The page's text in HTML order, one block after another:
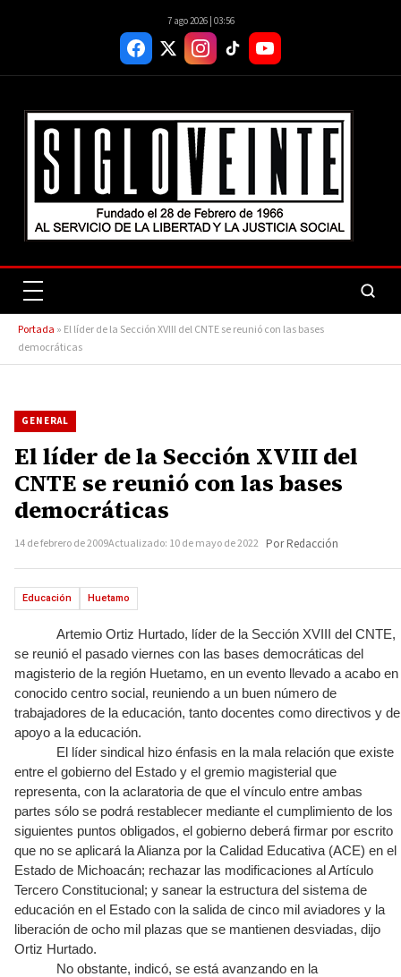
7 ago 2026 | 03:56
Portada » El líder de la Sección XVIII del CNTE se reunió con las bases
democráticas
GENERAL
El líder de la Sección XVIII del
CNTE se reunió con las bases
democráticas
14 de febrero de 2009Actualizado: 10 de mayo de 2022 Por Redacción
Educación Huetamo
Artemio Ortiz Hurtado, líder de la Sección XVIII del CNTE,
se reunió el pasado viernes con las bases democráticas del
magisterio de la región Huetamo, en un evento llevado a acabo en
conocido centro social, reuniendo a un buen número de
trabajadores de la educación, tanto docentes como directivos y de
apoyo a la educación.
El líder sindical hizo énfasis en la mala relación que existe
entre el gobierno del Estado y el gremio magisterial que
representa, con la aclaratoria de que el vínculo entre ambas
partes sólo se podrá restablecer mediante el cumplimiento de los
siguientes puntos obligados, el gobierno deberá firmar por escrito
que no se aplicará la Alianza por la Calidad Educativa (ACE) en el
Estado de Michoacán; rechazar las modificaciones al Artículo
Tercero Constitucional; y sanear la estructura del sistema de
educación en el Estado con la salida de cinco mil aviadores y la
liberación de ocho mil plazas que se mantienen desviadas, dijo
Ortiz Hurtado.
No obstante, indicó, se está avanzando en la